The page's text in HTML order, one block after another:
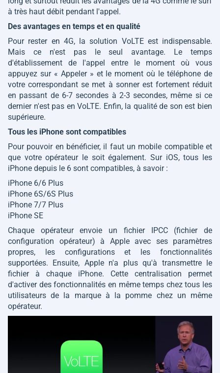
à très haut débit pendant l'appel.
Des avantages en temps et en qualité
Pour rester en 4G, la solution VoLTE est indispensable.
Mais ce n'est pas le seul avantage. Le temps
d'établissement de l'appel entre le moment où vous
appuyez sur « Appeler » et le moment où le téléphone de
votre correspondant se met à sonner est fortement réduit
en passant de 6-7 secondes à 2-3 secondes, même si ce
dernier n'est pas en VoLTE. Enfin, la qualité de son est bien
supérieure.
Tous les iPhone sont compatibles
Pour pouvoir en bénéficier, il faut un mobile compatible et
que votre opérateur le soit également. Sur iOS, tous les
iPhone depuis le 6 sont compatibles, à savoir :
iPhone 6/6 Plus
iPhone 6S/6S Plus
iPhone 7/7 Plus
iPhone SE
Chaque opérateur envoie un fichier IPCC (fichier de
configuration opérateur) à Apple avec ses paramètres
propres, les configurations et les fonctionnalités
supportées. Ensuite, Apple n'a plus qu'à transmettre le
fichier à chaque iPhone. Cette centralisation permet
d'activer des fonctionnalités en même temps chez tous les
utilisateurs de la marque à la pomme chez un même
opérateur.